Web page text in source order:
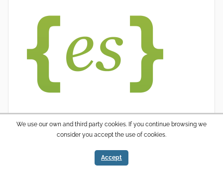
We use our own and third party cookies. If you continue browsing we
consider you accept the use of cookies.
Accept